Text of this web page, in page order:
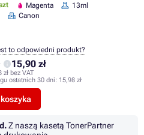
Magenta
13ml
Canon
15,90 zł
zł bez VAT
ostatnich 30 dni: 15,98 zł
to odpowiedni produkt?
Z naszą kasetą TonerPartner